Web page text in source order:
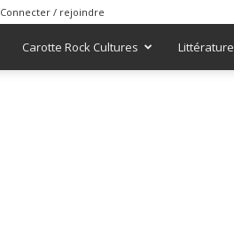
Connecter / rejoindre
Carotte Rock Cultures Littérature